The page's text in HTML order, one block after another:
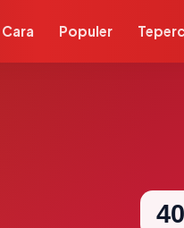
Cara Populer
40